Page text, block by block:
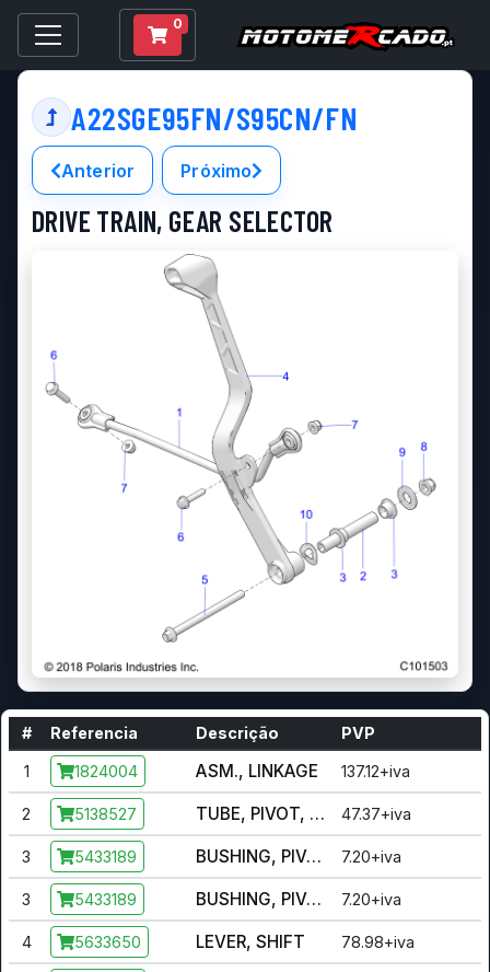
0
A22SGE95FN/S95CN/FN
Anterior Próximo
DRIVE TRAIN, GEAR SELECTOR
# Referencia Descrição PVP
1 1824004 ASM., LINKAGE 137.12+iva
2 5138527 TUBE, PIVOT, SHIFTER 47.37+iva
3 5433189 BUSHING, PIVOT, PEDAL 7.20+iva
3 5433189 BUSHING, PIVOT, PEDAL 7.20+iva
4 5633650 LEVER, SHIFT 78.98+iva